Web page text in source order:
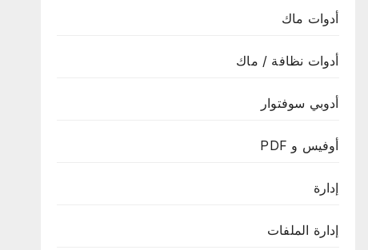
أدوات ماك
أدوات نظافة / ماك
أدوبي سوفتوار
أوفيس و PDF
إدارة
إدارة الملفات